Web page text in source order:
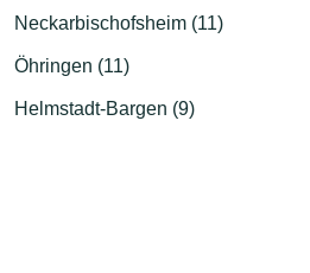
Neckarbischofsheim (11)
Öhringen (11)
Helmstadt-Bargen (9)